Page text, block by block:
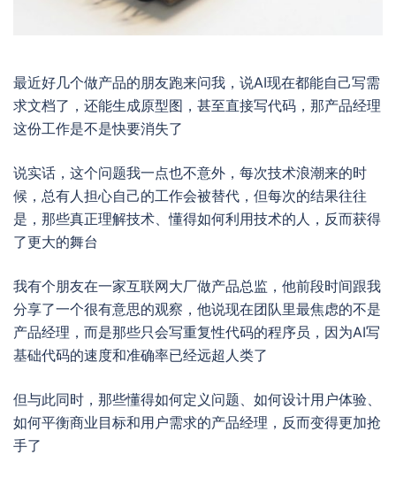
最近好几个做产品的朋友跑来问我，说AI现在都能自己写需
求文档了，还能生成原型图，甚至直接写代码，那产品经理
这份工作是不是快要消失了
说实话，这个问题我一点也不意外，每次技术浪潮来的时
候，总有人担心自己的工作会被替代，但每次的结果往往
是，那些真正理解技术、懂得如何利用技术的人，反而获得
了更大的舞台
我有个朋友在一家互联网大厂做产品总监，他前段时间跟我
分享了一个很有意思的观察，他说现在团队里最焦虑的不是
产品经理，而是那些只会写重复性代码的程序员，因为AI写
基础代码的速度和准确率已经远超人类了
但与此同时，那些懂得如何定义问题、如何设计用户体验、
如何平衡商业目标和用户需求的产品经理，反而变得更加抢
手了